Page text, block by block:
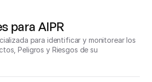
para AIPR
para identificar y monitorear los
Peligros y Riesgos de su